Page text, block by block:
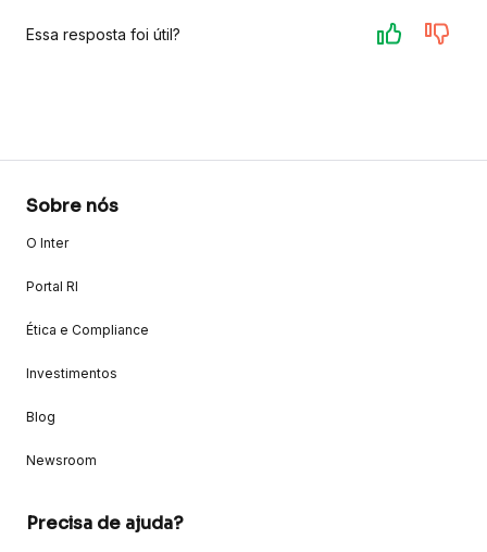
Essa resposta foi útil?
Sobre nós
O Inter
Portal RI
Ética e Compliance
Investimentos
Blog
Newsroom
Precisa de ajuda?